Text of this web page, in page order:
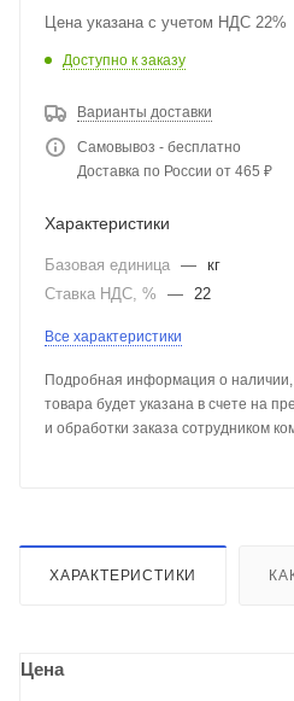
Цена указана с учетом НДС 22%
Доступно к заказу
Варианты доставки
Самовывоз - бесплатно
Доставка по России от 465 ₽
Характеристики
Базовая единица — кг
Ставка НДС, %
— 22
Все характеристики
Подробная информация о наличии,
товара будет указана в счете на
и обработки заказа сотрудником
ХАРАКТЕРИСТИКИ
Цена